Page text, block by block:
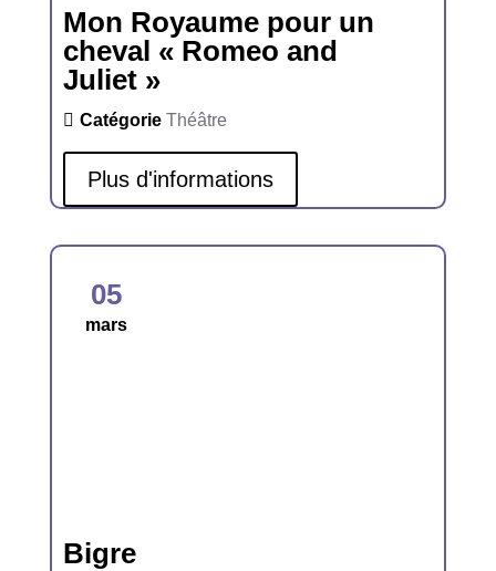
Mon Royaume pour un
cheval « Romeo and
Juliet »
Catégorie Théâtre
Plus d'informations
05
mars
Bigre